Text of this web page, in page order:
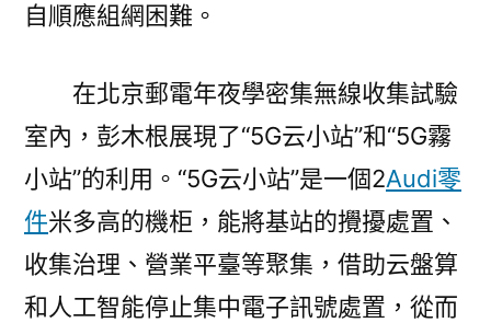
自順應組網困難。
在北京郵電年夜學密集無線收集試驗
室內，彭木根展現了“5G云小站”和“5G霧
小站”的利用。“5G云小站”是一個2Audi零
件米多高的機柜，能將基站的攪擾處置、
收集治理、營業平臺等聚集，借助云盤算
和人工智能停止集中電子訊號處置，從而